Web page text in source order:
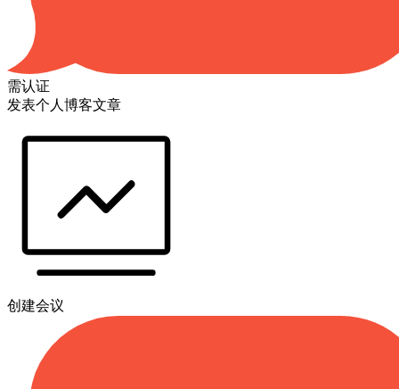
需认证
发表个人博客文章
创建会议